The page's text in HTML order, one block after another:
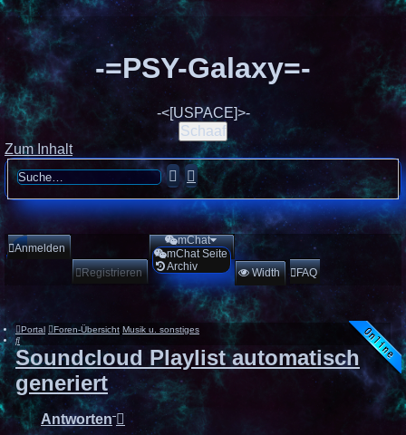
-=PSY-Galaxy=-
-<[USPACE]>-
Schaaf
Zum Inhalt
SucheErweiterte
Suche
Anmelden
Registrieren
mChat
mChat Seite
Archiv
Width FAQ
Portal Foren-Übersicht Musik u. sonstiges
Suche
Soundcloud Playlist automatisch
generiert
Antworten